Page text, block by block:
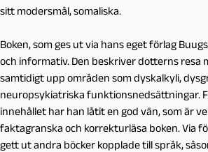
sitt modersmål, somaliska.
Boken, som ges ut via hans eget förlag
och informativ. Den beskriver dotterns resa
samtidigt upp områden som dyskalkyli,
neuropsykiatriska funktionsnedsättningar.
innehållet har han låtit en god vän, som är
faktagranska och korrekturläsa boken. Via
gett ut andra böcker kopplade till språk,